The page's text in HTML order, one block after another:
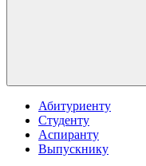
Абитуриенту
Студенту
Аспиранту
Выпускнику